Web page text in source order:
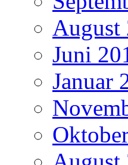
August
Juni
Januar